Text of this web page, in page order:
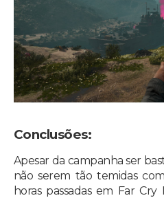
Conclusões:
Apesar da campanha ser
não serem tão temidas
horas passadas em Far